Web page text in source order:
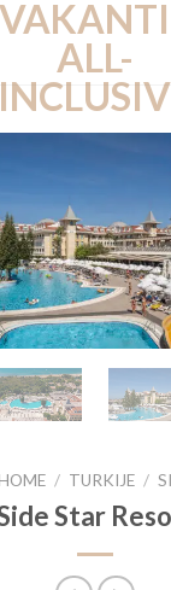
ALL-
HOME / TURKIJE /
Star